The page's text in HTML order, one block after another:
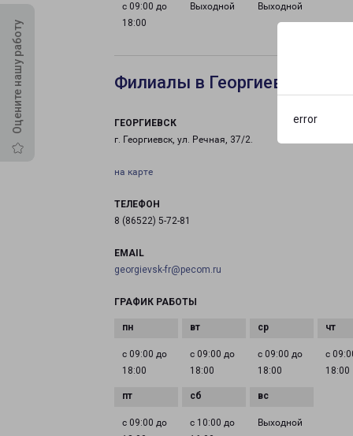
error
Оцените нашу работу
с 09:00 до
18:00
Выходной Выходной
Филиалы в Георгиевске
ГЕОРГИЕВСК
г. Георгиевск, ул. Речная, 37/2.
на карте
ТЕЛЕФОН
8 (86522) 5-72-81
EMAIL
georgievsk-fr@pecom.ru
ГРАФИК РАБОТЫ
с 09:00 до
18:00
с 09:00 до
18:00
с 09:00 до
18:00
с
18:00
с 09:00 до
с 10:00 до
Выходной